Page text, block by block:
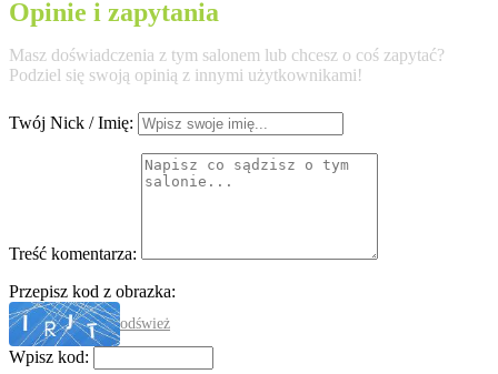
Opinie i zapytania
Masz doświadczenia z tym salonem lub chcesz o coś zapytać?
Podziel się swoją opinią z innymi użytkownikami!
Twój Nick / Imię:
Treść komentarza:
Przepisz kod z obrazka:
odśwież
Wpisz kod: